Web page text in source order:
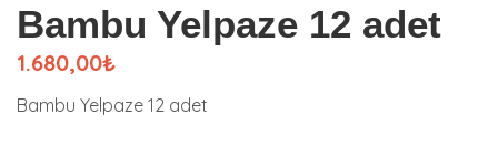
Bambu Yelpaze 12 adet
1.680,00₺
Bambu Yelpaze 12 adet